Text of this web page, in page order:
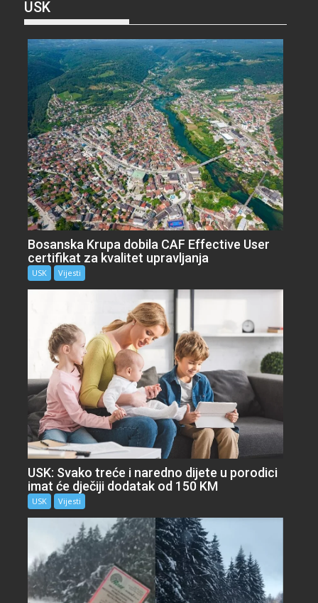
USK
Bosanska Krupa dobila CAF Effective User
certifikat za kvalitet upravljanja
USK Vijesti
USK: Svako treće i naredno dijete u porodici
imat će dječiji dodatak od 150 KM
USK Vijesti